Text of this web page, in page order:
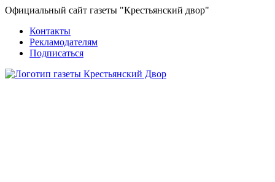
Официальный сайт газеты "Крестьянский двор"
Контакты
Рекламодателям
Подписаться